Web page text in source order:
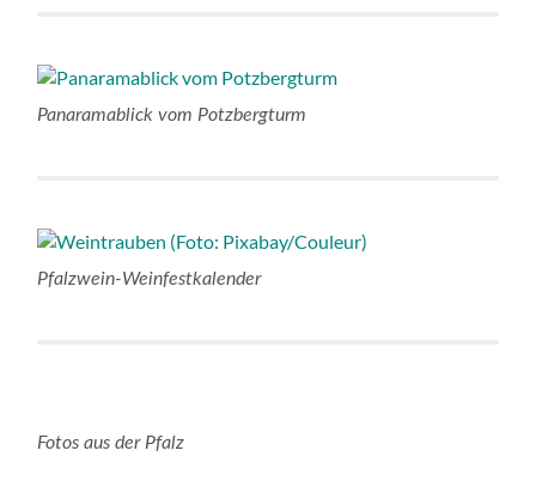
Panaramablick vom Potzbergturm
Pfalzwein-Weinfestkalender
Fotos aus der Pfalz